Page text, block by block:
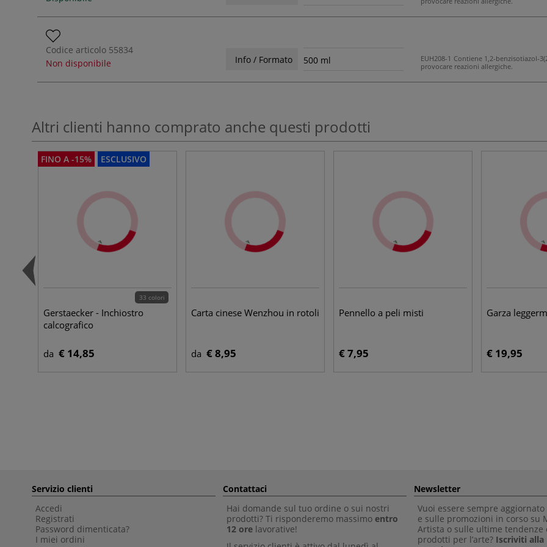
Codice articolo 55834
Non disponibile
Info / Formato 500 ml
EUH208-1 Contiene 1,2-benzisotiazol-
provocare reazioni allergiche.
Altri clienti hanno comprato anche questi prodotti
FINO A -15% ESCLUSIVO
33 colori
Gerstaecker - Inchiostro
calcografico
da € 14,85
Carta cinese Wenzhou in rotoli
da € 8,95
Pennello a peli misti
€ 7,95
Garza
€ 19,95
Servizio clienti
Accedi
Registrati
Password dimenticata?
I miei ordini
Contattaci
Hai domande sul tuo ordine o sui nostri
prodotti? Ti risponderemo massimo entro
12 ore lavorative!
Newsletter
Vuoi essere sempre
e sulle promozioni in corso su
Artista o sulle ultime tendenze
prodotti per l’arte? Iscriviti alla